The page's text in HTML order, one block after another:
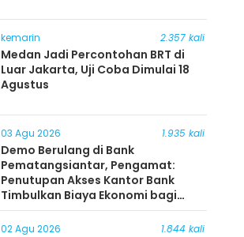
kemarin 2.357 kali
Medan Jadi Percontohan BRT di
Luar Jakarta, Uji Coba Dimulai 18
Agustus
03 Agu 2026 1.935 kali
Demo Berulang di Bank
Pematangsiantar, Pengamat:
Penutupan Akses Kantor Bank
Timbulkan Biaya Ekonomi bagi
Masyarakat
02 Agu 2026 1.844 kali